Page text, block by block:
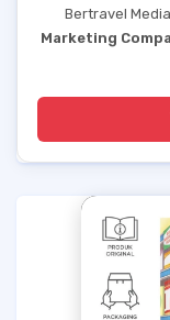
Bertravel
Marketing